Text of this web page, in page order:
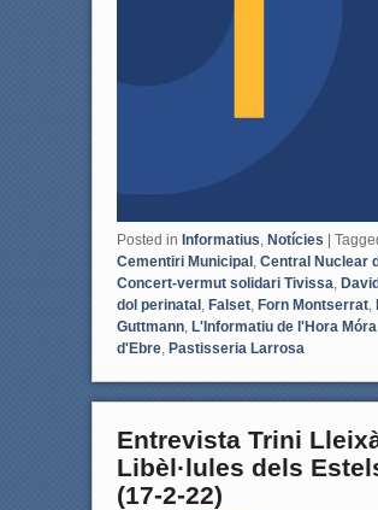
Posted in Informatius Notícies |
Cementiri Municipal, Central Nuclear
Concert-vermut solidari Tivissa
dol perinatal, Falset, Forn Montserrat,
Guttmann, L'Informatiu de l'Hora Móra
d'Ebre, Pastisseria Larrosa
Entrevista Trini
Libèl·lules dels
(17-2-22)